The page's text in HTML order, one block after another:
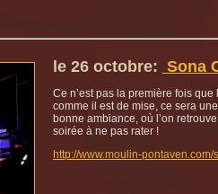
le 26 octobre: Sona
Ce n’est pas la première fois
comme il est de mise, ce sera
bonne ambiance, où l’on
soirée à ne pas rater !
http://www.moulin-